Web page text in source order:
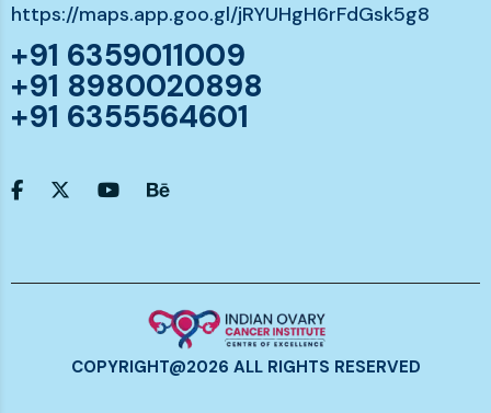
https://maps.app.goo.gl/jRYUHgH6rFdGsk5g8
+91 6359011009
+91 8980020898
+91 6355564601
COPYRIGHT@2026 ALL RIGHTS RESERVED